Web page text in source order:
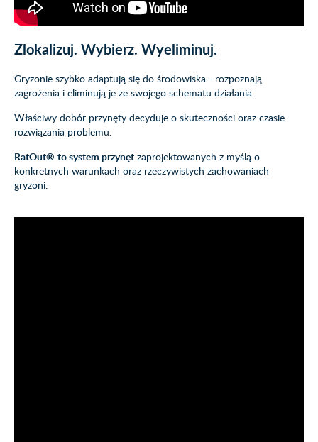
Zlokalizuj. Wybierz. Wyeliminuj.
Gryzonie szybko adaptują się do środowiska - rozpoznają
zagrożenia i eliminują je ze swojego schematu działania.
Właściwy dobór przynęty decyduje o skuteczności oraz czasie
rozwiązania problemu.
RatOut® to system przynęt zaprojektowanych z myślą o
konkretnych warunkach oraz rzeczywistych zachowaniach
gryzoni.